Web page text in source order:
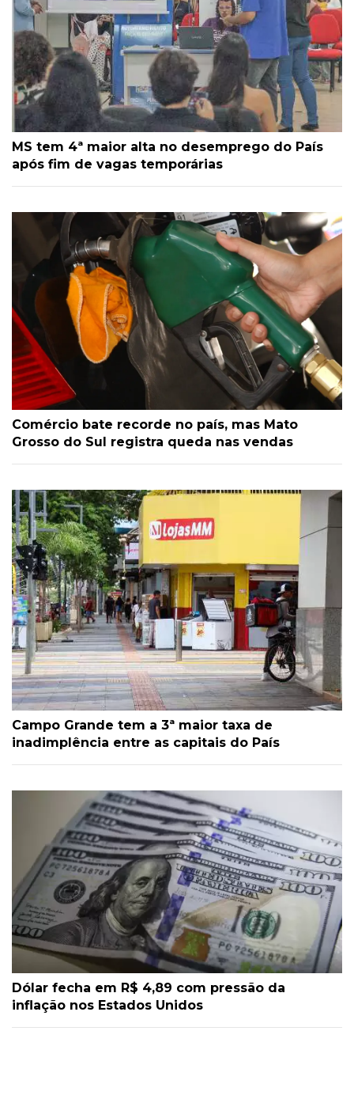
MS tem 4ª maior alta no desemprego do País
após fim de vagas temporárias
Comércio bate recorde no país, mas Mato
Grosso do Sul registra queda nas vendas
Campo Grande tem a 3ª maior taxa de
inadimplência entre as capitais do País
Dólar fecha em R$ 4,89 com pressão da
inflação nos Estados Unidos